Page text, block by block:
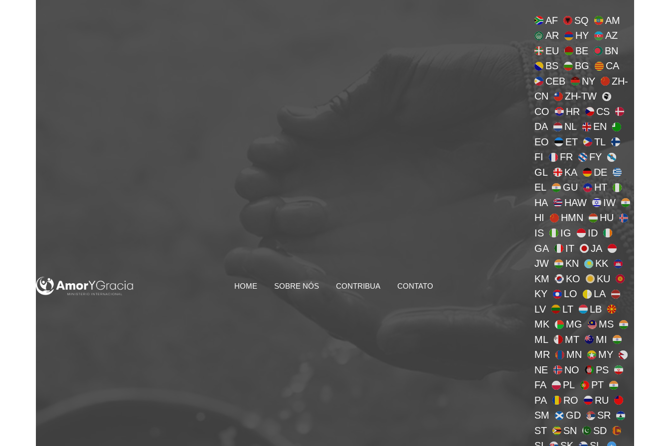
HOME SOBRE NÓS CONTRIBUA CONTATO
AF SQ
AM
AR
HY
AZ
EU
BE
BN
BS
BG
CA
CEB
NY
ZH-
CN
ZH-TW
CO
HR
CS
DA
NL
EN
EO
ET
TL
FI
FR
FY
GL
KA
DE
EL
GU
HT
HA
HAW
IW
HI
HMN
HU
IS
IG
ID
GA
IT
JA
JW
KN
KK
KM
KO
KU
KY
LO
LA
LV
LT
LB
MK
MG
MS
ML
MT
MI
MR
MN
MY
NE
NO
PS
FA
PL
PT
PA
RO
RU
SM
GD
SR
ST
SN
SD